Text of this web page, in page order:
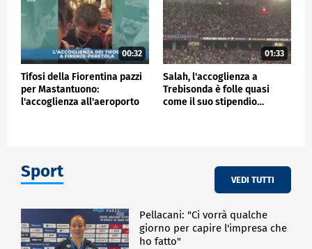
00:32
Tifosi della Fiorentina pazzi
per Mastantuono:
l'accoglienza all'aeroporto
01:33
Salah, l'accoglienza a
Trebisonda è folle quasi
come il suo stipendio…
Sport VEDI TUTTI
Pellacani: "Ci vorrà qualche
giorno per capire l'impresa che
ho fatto"